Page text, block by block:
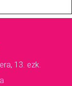
13. ezk.